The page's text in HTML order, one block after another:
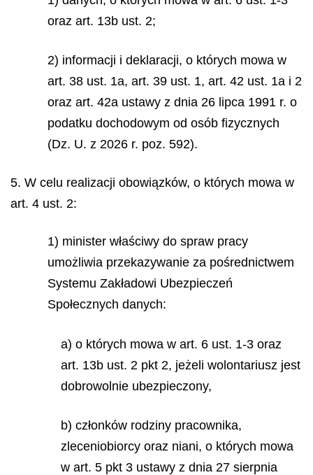
oraz art. 13b ust. 2;
2) informacji i deklaracji, o których mowa w
art. 38 ust. 1a, art. 39 ust. 1, art. 42 ust. 1a i 2
oraz art. 42a ustawy z dnia 26 lipca 1991 r. o
podatku dochodowym od osób fizycznych
(Dz. U. z 2026 r. poz. 592).
5. W celu realizacji obowiązków, o których mowa w
art. 4 ust. 2:
1) minister właściwy do spraw pracy
umożliwia przekazywanie za pośrednictwem
Systemu Zakładowi Ubezpieczeń
Społecznych danych:
a) o których mowa w art. 6 ust. 1-3 oraz
art. 13b ust. 2 pkt 2, jeżeli wolontariusz jest
dobrowolnie ubezpieczony,
b) członków rodziny pracownika,
zleceniobiorcy oraz niani, o których mowa
w art. 5 pkt 3 ustawy z dnia 27 sierpnia